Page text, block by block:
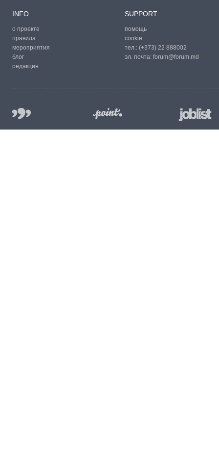
INFO
о проекте
правила
мероприятия
блог
редакция
SUPPORT
помощь
cookie
тел.: (+373) 22 888002
эл. почта: forum@forum.md